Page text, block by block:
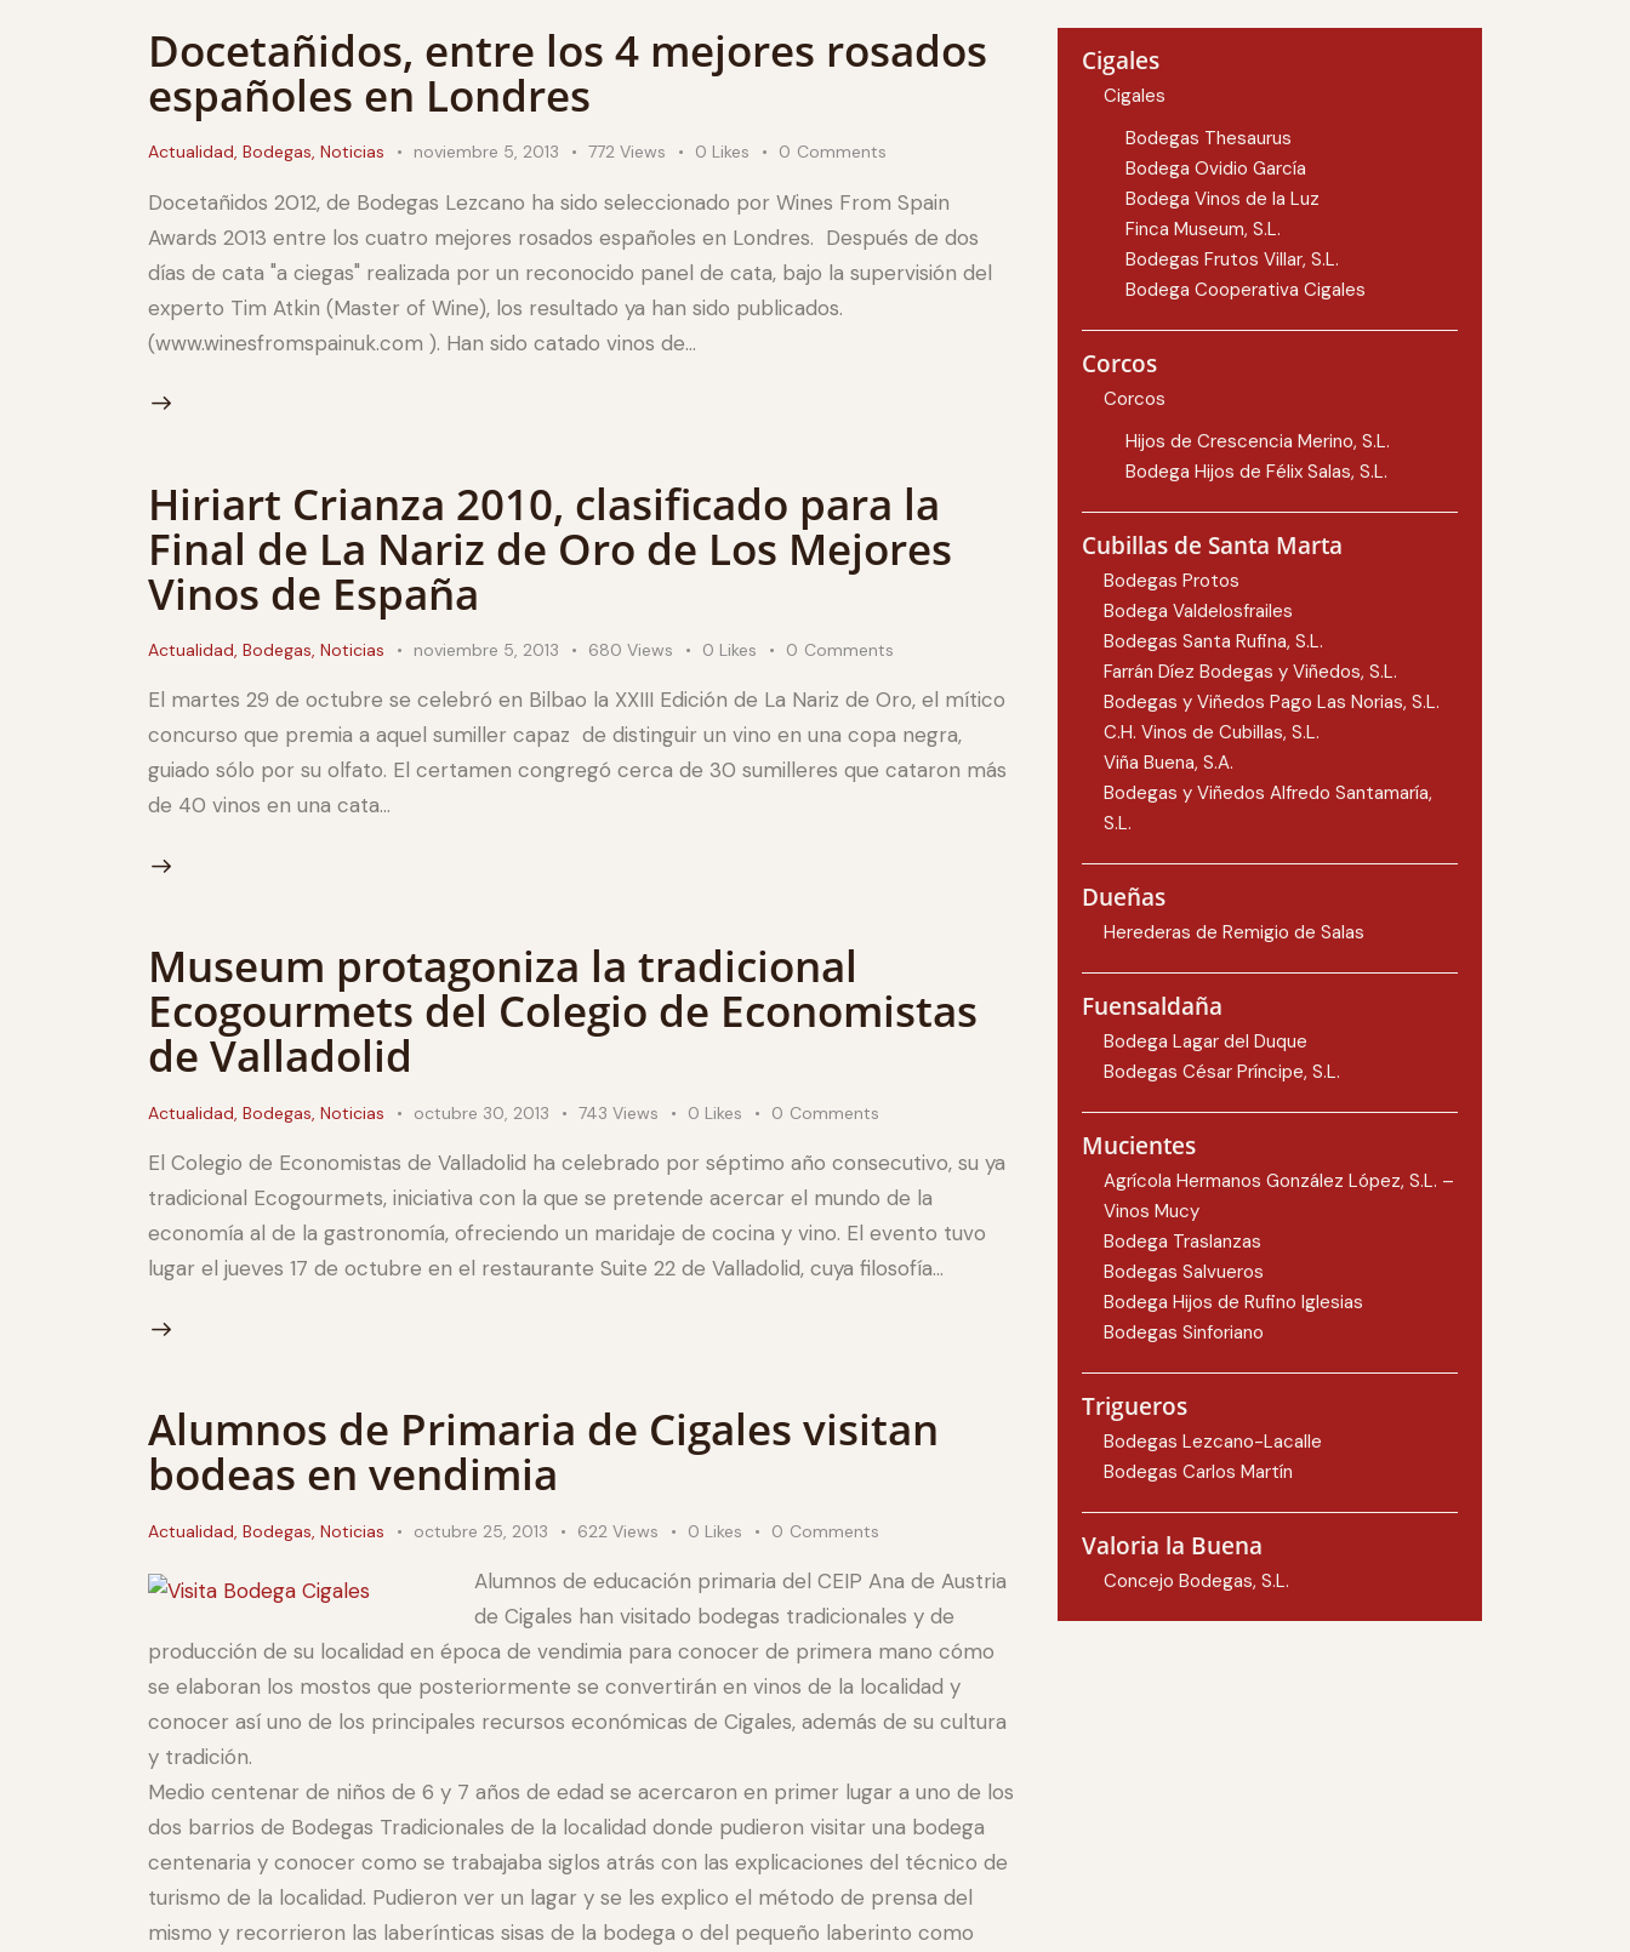
Docetañidos, entre los 4 mejores rosados
españoles en Londres
Actualidad, Bodegas, Noticias noviembre 5, 2013 772 Views 0 Likes 0 Comments
Docetañidos 2012, de Bodegas Lezcano ha sido seleccionado por Wines From Spain
Awards 2013 entre los cuatro mejores rosados españoles en Londres. Después de dos
días de cata "a ciegas" realizada por un reconocido panel de cata, bajo la supervisión del
experto Tim Atkin (Master of Wine), los resultado ya han sido publicados.
(www.winesfromspainuk.com ). Han sido catado vinos de…
Hiriart Crianza 2010, clasificado para la
Final de La Nariz de Oro de Los Mejores
Vinos de España
Actualidad, Bodegas, Noticias noviembre 5, 2013 680 Views 0 Likes 0 Comments
El martes 29 de octubre se celebró en Bilbao la XXIII Edición de La Nariz de Oro, el mítico
concurso que premia a aquel sumiller capaz de distinguir un vino en una copa negra,
guiado sólo por su olfato. El certamen congregó cerca de 30 sumilleres que cataron más
de 40 vinos en una cata…
Museum protagoniza la tradicional
Ecogourmets del Colegio de Economistas
de Valladolid
Actualidad, Bodegas, Noticias octubre 30, 2013 743 Views 0 Likes 0 Comments
El Colegio de Economistas de Valladolid ha celebrado por séptimo año consecutivo, su ya
tradicional Ecogourmets, iniciativa con la que se pretende acercar el mundo de la
economía al de la gastronomía, ofreciendo un maridaje de cocina y vino. El evento tuvo
lugar el jueves 17 de octubre en el restaurante Suite 22 de Valladolid, cuya filosofía…
Alumnos de Primaria de Cigales visitan
bodeas en vendimia
Actualidad, Bodegas, Noticias octubre 25, 2013 622 Views 0 Likes 0 Comments
Alumnos de educación primaria del CEIP Ana de Austria
de Cigales han visitado bodegas tradicionales y de
producción de su localidad en época de vendimia para conocer de primera mano cómo
se elaboran los mostos que posteriormente se convertirán en vinos de la localidad y
conocer así uno de los principales recursos económicas de Cigales, además de su cultura
y tradición.
Medio centenar de niños de 6 y 7 años de edad se acercaron en primer lugar a uno de los
dos barrios de Bodegas Tradicionales de la localidad donde pudieron visitar una bodega
centenaria y conocer como se trabajaba siglos atrás con las explicaciones del técnico de
turismo de la localidad. Pudieron ver un lagar y se les explico el método de prensa del
mismo y recorrieron las laberínticas sisas de la bodega o del pequeño laberinto como
Cigales
Cigales
Bodegas Thesaurus
Bodega Ovidio García
Bodega Vinos de la Luz
Finca Museum, S.L.
Bodegas Frutos Villar, S.L.
Bodega Cooperativa Cigales
Corcos
Corcos
Hijos de Crescencia Merino, S.L.
Bodega Hijos de Félix Salas, S.L.
Cubillas de Santa Marta
Bodegas Protos
Bodega Valdelosfrailes
Bodegas Santa Rufina, S.L.
Farrán Díez Bodegas y Viñedos, S.L.
Bodegas y Viñedos Pago Las Norias, S.L.
C.H. Vinos de Cubillas, S.L.
Viña Buena, S.A.
Bodegas y Viñedos Alfredo Santamaría,
S.L.
Dueñas
Herederas de Remigio de Salas
Fuensaldaña
Bodega Lagar del Duque
Bodegas César Príncipe, S.L.
Mucientes
Agrícola Hermanos González López, S.L. –
Vinos Mucy
Bodega Traslanzas
Bodegas Salvueros
Bodega Hijos de Rufino Iglesias
Bodegas Sinforiano
Trigueros
Bodegas Lezcano-Lacalle
Bodegas Carlos Martín
Valoria la Buena
Concejo Bodegas, S.L.